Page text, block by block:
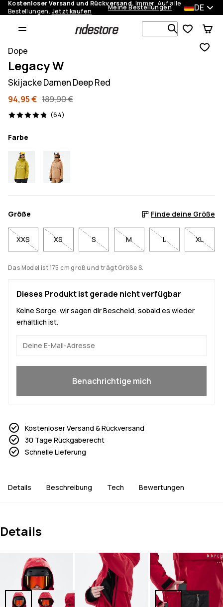
Kostenloser Versand und Rückversand. Immer. Auf alle
Bestellungen. Jetzt kaufen Meine Bestellungen DE
Dope
Legacy W
Skijacke Damen Deep Red
94,95 € 189,90 €
(64)
64 Reviews, 4.8/5
Farbe
Größe Finde deine Größe
XXS XS S M L XL
Das Model ist 175 cm groß und trägt Größe S.
Dieses Produkt ist gerade nicht verfügbar
Keine Sorge, wir sagen dir Bescheid, sobald es wieder
erhältlich ist.
Benachrichtige mich
Kostenloser Versand & Rückversand
30 Tage Rückgaberecht
Schnelle Lieferung
Details Beschreibung Tech Bewertungen
Details